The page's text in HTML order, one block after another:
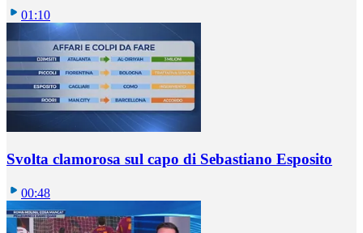
01:10
Svolta clamorosa sul capo di Sebastiano Esposito
00:48